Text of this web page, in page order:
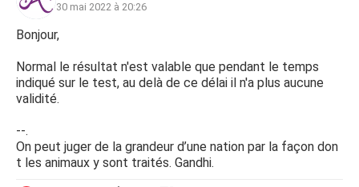
30 mai 2022 à 20:26
Bonjour,
Normal le résultat n'est valable que pendant le temps
indiqué sur le test, au delà de ce délai il n'a plus aucune
validité.
--.
On peut juger de la grandeur d’une nation par la façon don
t les animaux y sont traités. Gandhi.